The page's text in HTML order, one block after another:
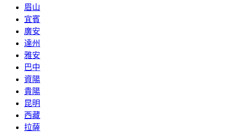
眉山
宜賓
廣安
達州
雅安
巴中
資陽
貴陽
昆明
西藏
拉薩